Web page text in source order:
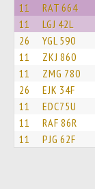
11 RAT 664
11 LGJ 42L
26 YGL 590
11 ZKJ 860
11 ZMG 780
26 EJK 34F
11 EDC75U
11 RAF 86R
11 PJG 62F